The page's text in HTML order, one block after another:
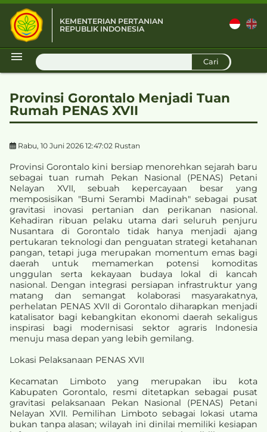
KEMENTERIAN PERTANIAN
REPUBLIK INDONESIA
Cari
D
Provinsi Gorontalo Menjadi Tuan
Rumah PENAS XVII
Rabu, 10 Juni 2026 12:47:02 Rustan
Provinsi Gorontalo kini bersiap menorehkan sejarah baru
sebagai tuan rumah Pekan Nasional (PENAS) Petani
Nelayan XVII, sebuah kepercayaan besar yang
memposisikan "Bumi Serambi Madinah" sebagai pusat
gravitasi inovasi pertanian dan perikanan nasional.
Kehadiran ribuan pelaku utama dari seluruh penjuru
Nusantara di Gorontalo tidak hanya menjadi ajang
pertukaran teknologi dan penguatan strategi ketahanan
pangan, tetapi juga merupakan momentum emas bagi
daerah untuk memamerkan potensi komoditas
unggulan serta kekayaan budaya lokal di kancah
nasional. Dengan integrasi persiapan infrastruktur yang
matang dan semangat kolaborasi masyarakatnya,
perhelatan PENAS XVII di Gorontalo diharapkan menjadi
katalisator bagi kebangkitan ekonomi daerah sekaligus
inspirasi bagi modernisasi sektor agraris Indonesia
menuju masa depan yang lebih gemilang.
Lokasi Pelaksanaan PENAS XVII
Kecamatan Limboto yang merupakan ibu kota
Kabupaten Gorontalo, resmi ditetapkan sebagai pusat
gravitasi pelaksanaan Pekan Nasional (PENAS) Petani
Nelayan XVII. Pemilihan Limboto sebagai lokasi utama
bukan tanpa alasan; wilayah ini dinilai memiliki kesiapan